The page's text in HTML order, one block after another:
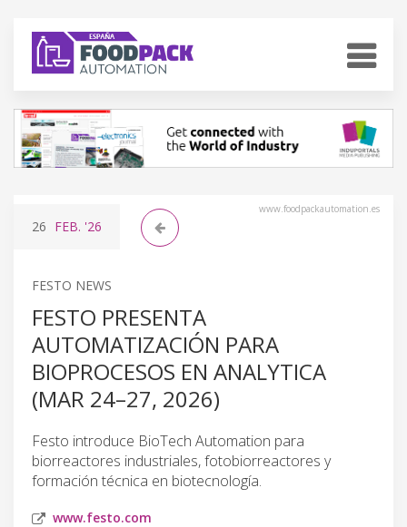
www.foodpackautomation.es
26 FEB. '26
FESTO NEWS
FESTO PRESENTA
AUTOMATIZACIÓN PARA
BIOPROCESOS EN ANALYTICA
(MAR 24–27, 2026)
Festo introduce BioTech Automation para
biorreactores industriales, fotobiorreactores y
formación técnica en biotecnología.
www.festo.com